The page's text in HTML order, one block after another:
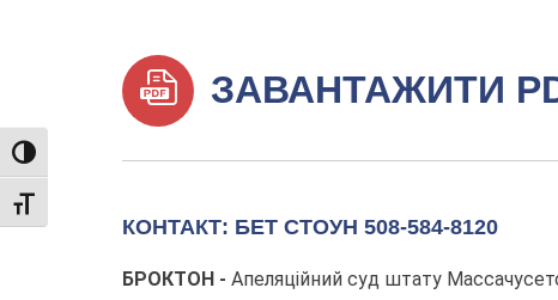
TOGGLE HIGH CONTRAST
TOGGLE FONT SIZE
ЗАВАНТАЖИТИ
КОНТАКТ: БЕТ СТОУН 508-584-8120
БРОКТОН - Апеляційний суд штату